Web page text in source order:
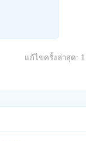
แก้ไขครั้งล่าสุด: